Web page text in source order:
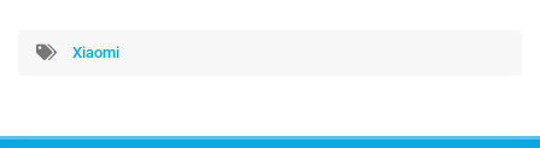
Xiaomi